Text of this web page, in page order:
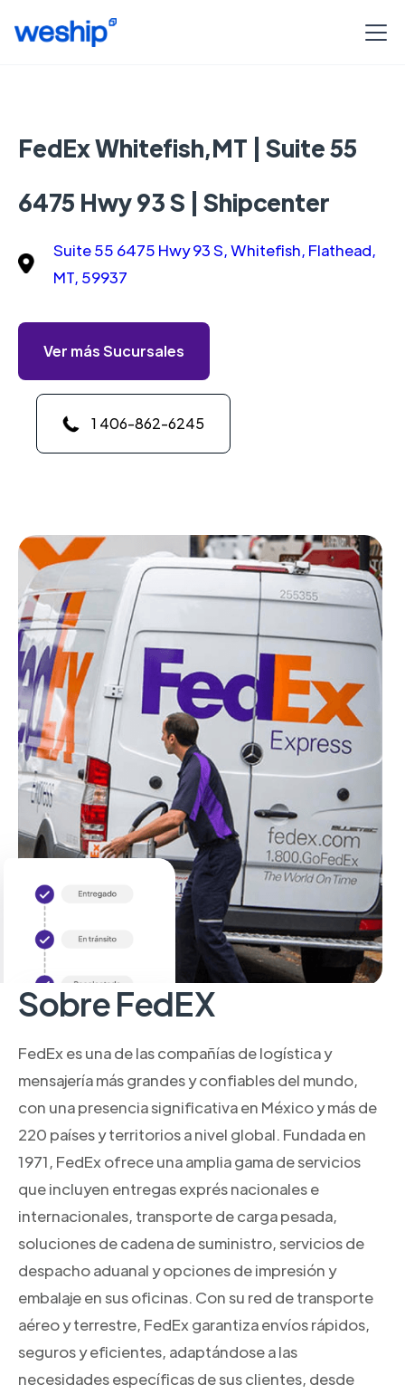
FedEx Whitefish,MT | Suite 55
6475 Hwy 93 S | Shipcenter
Suite 55 6475 Hwy 93 S, Whitefish, Flathead,
MT, 59937
Ver más Sucursales
1 406-862-6245
Sobre FedEX
FedEx es una de las compañías de logística y
mensajería más grandes y confiables del mundo,
con una presencia significativa en México y más de
220 países y territorios a nivel global. Fundada en
1971, FedEx ofrece una amplia gama de servicios
que incluyen entregas exprés nacionales e
internacionales, transporte de carga pesada,
soluciones de cadena de suministro, servicios de
despacho aduanal y opciones de impresión y
embalaje en sus oficinas. Con su red de transporte
aéreo y terrestre, FedEx garantiza envíos rápidos,
seguros y eficientes, adaptándose a las
necesidades específicas de sus clientes, desde